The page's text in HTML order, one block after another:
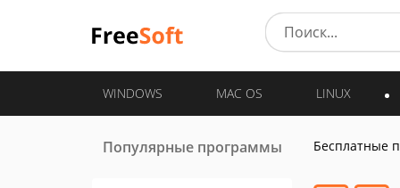
WINDOWS MAC OS LINUX
Популярные программы Бесплатные